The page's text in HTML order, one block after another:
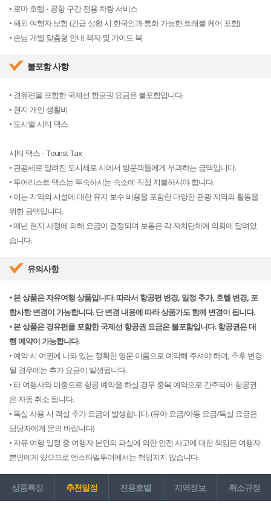
• 로마 호텔 - 공항 구간 전용 차량 서비스
• 해외 여행자 보험 (긴급 상황 시 한국인과 통화 가능한 트래블 케어 포함)
• 손님 개별 맞춤형 안내 책자 및 가이드 북
불포함 사항
• 경유편을 포함한 국제선 항공권 요금은 불포함입니다.
• 현지 개인 생활비
• 도시별 시티 택스
시티 택스 - Tourist Tax
• 관광세로 알려진 도시세로 시에서 방문객들에게 부과하는 금액입니다.
• 투어리스트 택스는 투숙하시는 숙소에 직접 지불하셔야 합니다.
• 이는 지역의 시설에 대한 유지 보수 비용을 포함한 다양한 관광 지역의 활동을
위한 금액입니다.
• 매년 현지 사정에 의해 요금이 결정되며 보통은 각 자치단체에 의회에 달려있
습니다.
유의사항
• 본 상품은 자유여행 상품입니다. 따라서 항공편 변경, 일정 추가, 호텔 변경, 포
함사항 변경이 가능합니다. 단 변경 내용에 따라 상품가도 함께 변경이 됩니다.
• 본 상품은 경유편을 포함한 국제선 항공권 요금은 불포함입니다. 항공권은 대
행 예약이 가능합니다.
• 예약 시 여권에 나와 있는 정확한 영문 이름으로 예약해 주셔야 하며, 추후 변경
될 경우에는 추가 요금이 발생됩니다.
• 타 여행사와 이중으로 항공 예약을 하실 경우 중복 예약으로 간주되어 항공권
은 자동 취소 됩니다.
• 독실 사용 시 객실 추가 요금이 발생합니다. (유아 요금/아동 요금/독실 요금은
담당자에게 문의 바랍니다)
• 자유 여행 일정 중 여행자 본인의 과실에 의한 안전 사고에 대한 책임은 여행자
본인에게 있으므로 엔스타일투어에서는 책임지지 않습니다.
상품특징 추천일정 전용호텔 지역정보 취소규정